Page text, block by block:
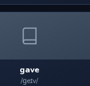
gave
/ɡeɪv/